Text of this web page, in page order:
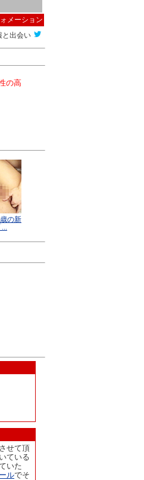
メーション
と出会い
の高
せて頂
ている
いた
ルでそ